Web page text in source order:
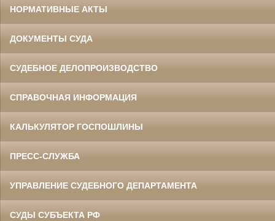
НОРМАТИВНЫЕ АКТЫ
ДОКУМЕНТЫ СУДА
СУДЕБНОЕ ДЕЛОПРОИЗВОДСТВО
СПРАВОЧНАЯ ИНФОРМАЦИЯ
КАЛЬКУЛЯТОР ГОСПОШЛИНЫ
ПРЕСС-СЛУЖБА
УПРАВЛЕНИЕ СУДЕБНОГО ДЕПАРТАМЕНТА
СУДЫ СУБЪЕКТА РФ